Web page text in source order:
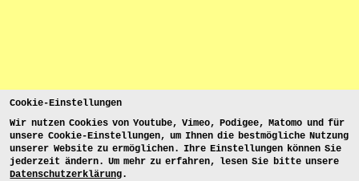
Cookie-Einstellungen
Wir nutzen Cookies von Youtube, Vimeo, Podigee, Matomo und für
unsere Cookie-Einstellungen, um Ihnen die bestmögliche Nutzung
unserer Website zu ermöglichen. Ihre Einstellungen können Sie
jederzeit ändern. Um mehr zu erfahren, lesen Sie bitte unsere
Datenschutzerklärung.